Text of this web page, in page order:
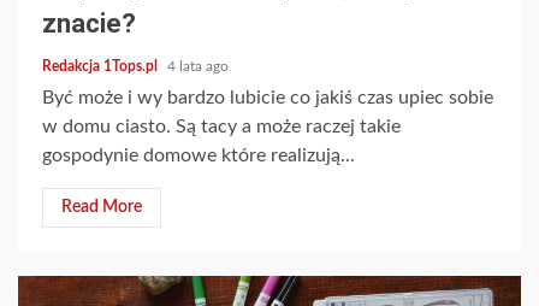
znacie?
Redakcja 1Tops.pl 4 lata ago
Być może i wy bardzo lubicie co jakiś czas upiec sobie
w domu ciasto. Są tacy a może raczej takie
gospodynie domowe które realizują...
Read More